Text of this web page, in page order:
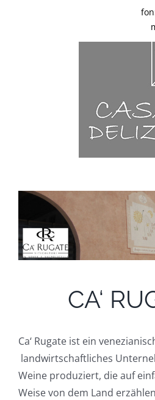
CA‘
Ca‘ Rugate ist ein
landwirtschaftliches
Weine produziert, die auf
Weise von dem Land